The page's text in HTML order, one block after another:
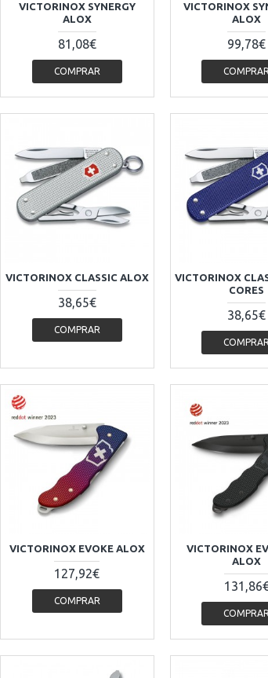
VICTORINOX SYNERGY
ALOX
81,08€
COMPRAR
VICTORINOX
ALOX
99,78€
COMPRAR
VICTORINOX CLASSIC ALOX
38,65€
COMPRAR
VICTORINOX
CORES
38,65€
COMPRAR
VICTORINOX EVOKE ALOX
127,92€
COMPRAR
VICTORINOX
ALOX
COMPRAR